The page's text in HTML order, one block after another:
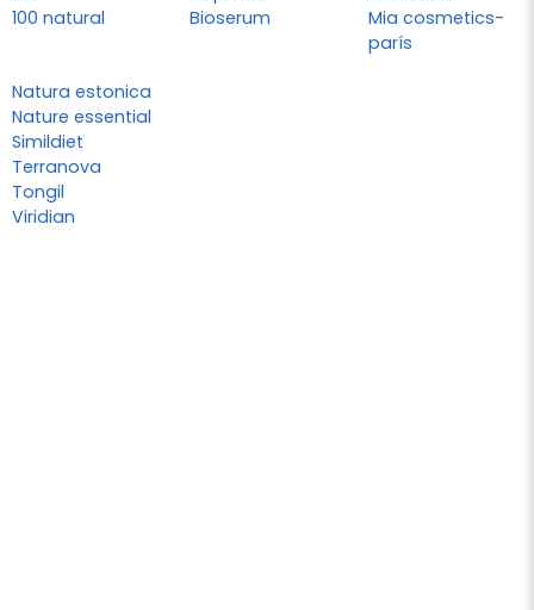
100 natural
Bioserum
Mia cosmetics-
parís
Natura estonica
Nature essential
Simildiet
Terranova
Tongil
Viridian